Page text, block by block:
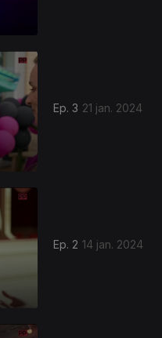
Ep. 3 21 jan. 2024
Ep. 2 14 jan. 2024